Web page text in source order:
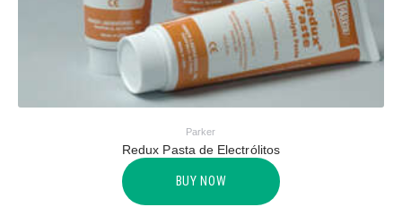
Parker
Redux Pasta de Electrólitos
BUY NOW